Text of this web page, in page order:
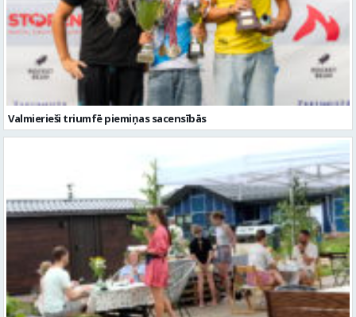
Valmierieši triumfē piemiņas sacensībās